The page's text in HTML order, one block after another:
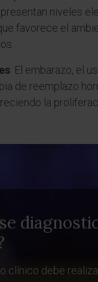
niveles
favorece el
: El embarazo, el
de reemplazo
la
clínico debe